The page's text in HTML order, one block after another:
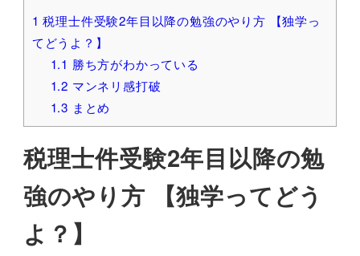
1 税理士件受験2年目以降の勉強のやり方 【独学っ
てどうよ？】
1.1 勝ち方がわかっている
1.2 マンネリ感打破
1.3 まとめ
税理士件受験2年目以降の勉
強のやり方 【独学ってどう
よ？】